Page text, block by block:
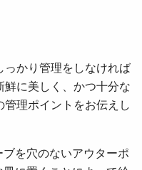
っかり管理をしなければ
鮮に美しく、かつ十分な
理ポイントをお伝えし
を穴のないアウターポ